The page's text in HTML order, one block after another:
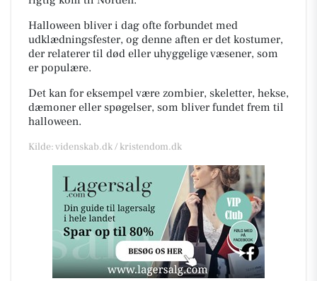
Halloween bliver i dag ofte forbundet med
udklædningsfester, og denne aften er det kostumer,
der relaterer til død eller uhyggelige væsener, som
er populære.
Det kan for eksempel være zombier, skeletter, hekse,
dæmoner eller spøgelser, som bliver fundet frem til
halloween.
Kilde: videnskab.dk / kristendom.dk